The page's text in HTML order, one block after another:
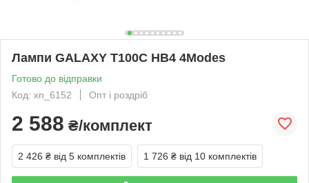
Лампи GALAXY T100С HB4 4Modes
Готово до відправки
Код: xn_6152
Опт і роздріб
2 588 ₴/комплект
2 426 ₴ від 5 комплектів 1 726 ₴ від 10 комплектів